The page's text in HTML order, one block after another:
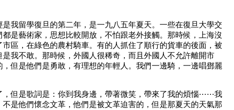
我留學復旦的第二年，是一九八五年夏天。一些在復旦大學交
是藝術家，思想比較開放，不怕跟老外接觸。那時候，上海沒
區，在綠色的農村騎車。有的人抓住了順行的貨車的後面，被
我不敢。那時候，外國人很稀奇，而且外國人不允許離開市
但是他們是勇敢，有理想的年輕人。我們一邊騎，一邊唱鄧麗
，但是歌詞是：你到我身邊，帶著微笑，帶來了我的煩惱⋯⋯我
是他們懷念文革，他們是被文革迫害的，但是那夏天的天氣那